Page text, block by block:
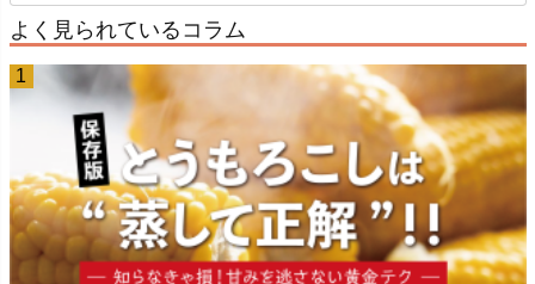
よく見られているコラム